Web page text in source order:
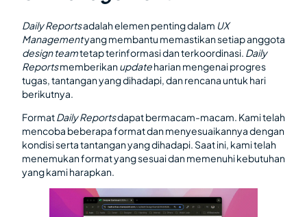
Daily Reportsadalah elemen penting dalam UX
Managementyang membantu memastikan setiap anggota
design teamtetap terinformasi dan terkoordinasi. Daily
Reportsmemberikanupdateharian mengenai progres
tugas, tantangan yang dihadapi, dan rencana untuk hari
berikutnya.
FormatDaily Reportsdapat bermacam-macam. Kami telah
mencoba beberapa format dan menyesuaikannya dengan
kondisi serta tantangan yang dihadapi. Saat ini, kami telah
menemukan format yang sesuai dan memenuhi kebutuhan
yang kami harapkan.